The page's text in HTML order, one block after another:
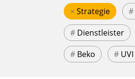
× Strategie #
# Dienstleister
# Beko # UVI